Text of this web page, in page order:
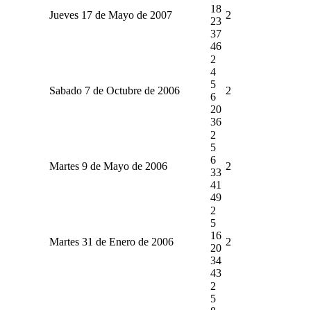
Jueves 17 de Mayo de 2007
18
23
37
46
2
Sabado 7 de Octubre de 2006
2
4
5
6
20
36
2
Martes 9 de Mayo de 2006
2
5
6
33
41
49
2
Martes 31 de Enero de 2006
2
5
16
20
34
43
2
2
5